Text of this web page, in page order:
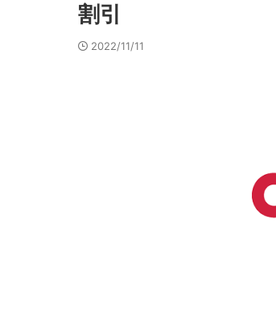
割引
2022/11/11